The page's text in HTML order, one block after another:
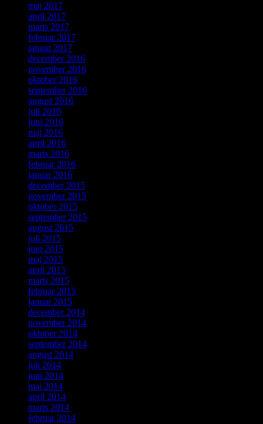
maj 2017
april 2017
marts 2017
februar 2017
januar 2017
december 2016
november 2016
oktober 2016
september 2016
august 2016
juli 2016
juni 2016
maj 2016
april 2016
marts 2016
februar 2016
januar 2016
december 2015
november 2015
oktober 2015
september 2015
august 2015
juli 2015
juni 2015
maj 2015
april 2015
marts 2015
februar 2015
januar 2015
december 2014
november 2014
oktober 2014
september 2014
august 2014
juli 2014
juni 2014
maj 2014
april 2014
marts 2014
februar 2014